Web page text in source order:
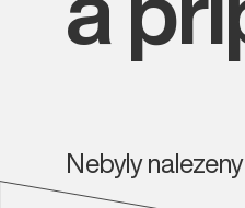
Nebyly